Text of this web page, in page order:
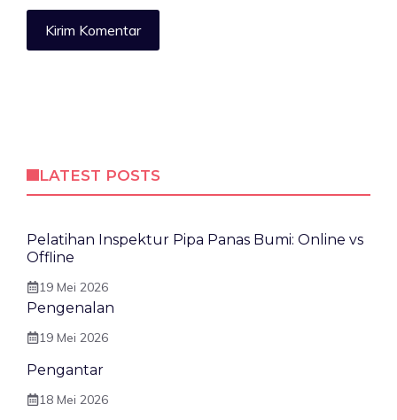
LATEST POSTS
Pelatihan Inspektur Pipa Panas Bumi: Online vs
Offline
19 Mei 2026
Pengenalan
19 Mei 2026
Pengantar
18 Mei 2026